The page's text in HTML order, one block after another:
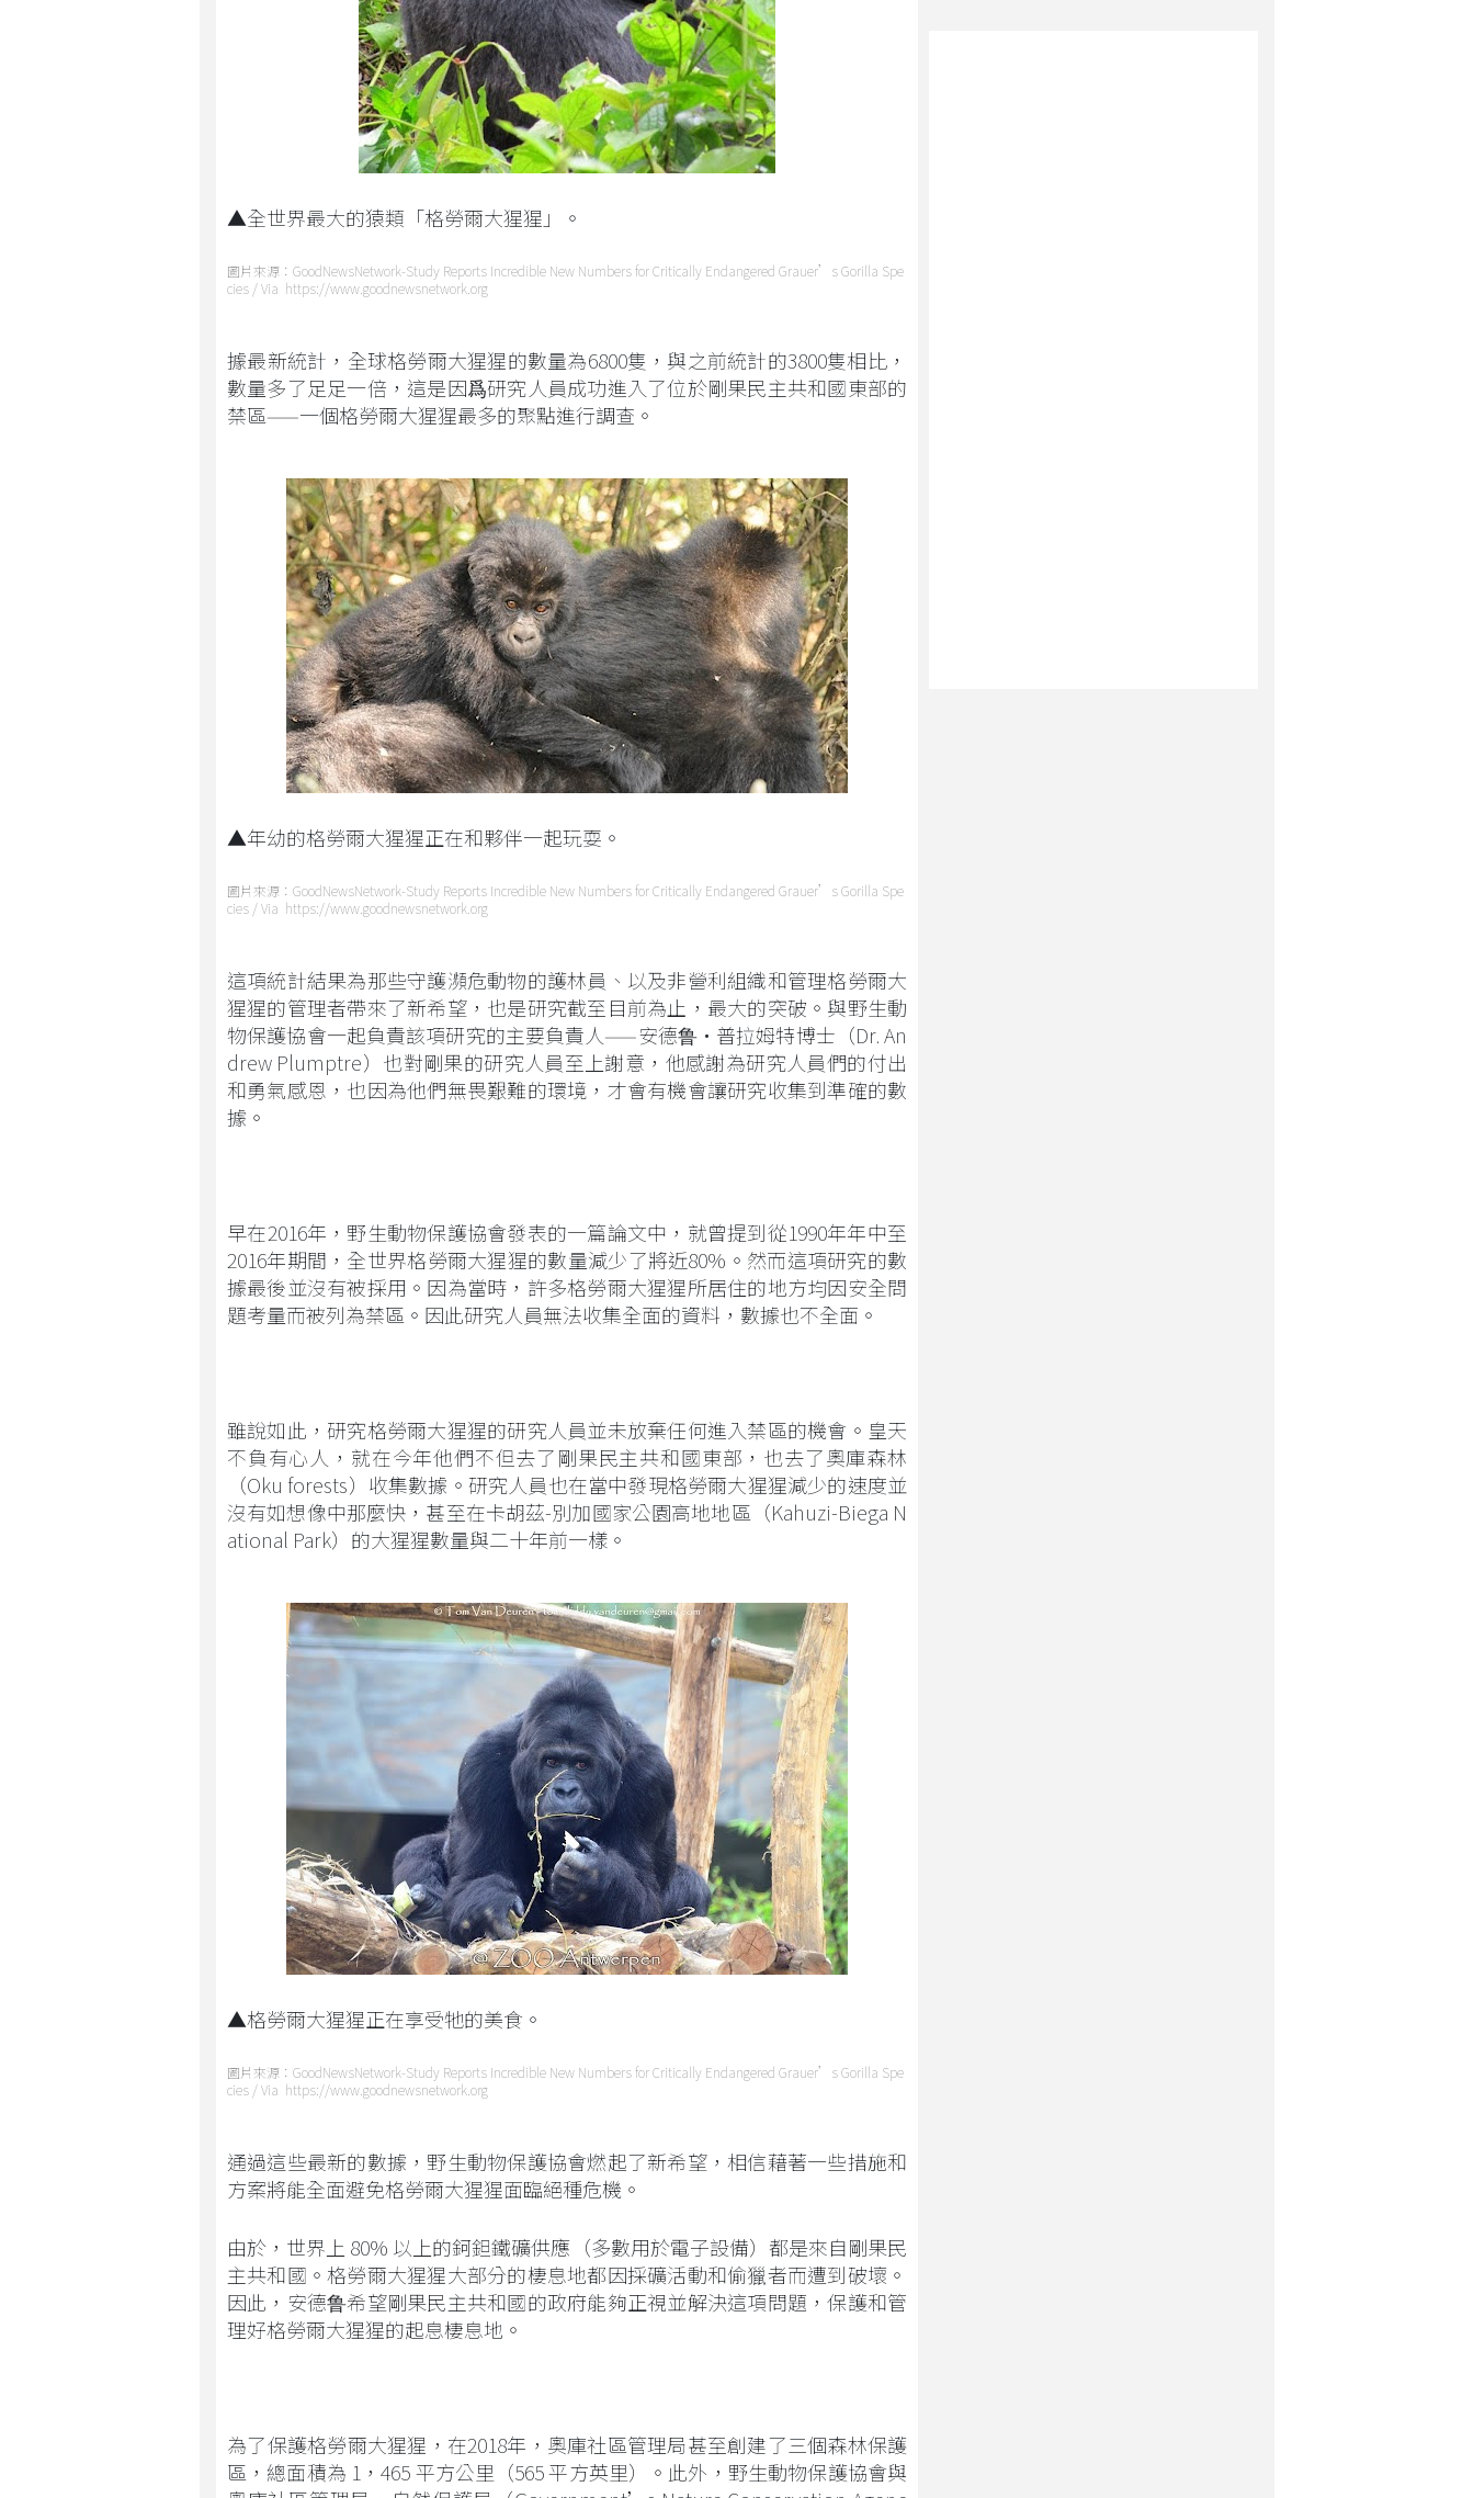
▲全世界最大的猿類「格勞爾大猩猩」。
圖片來源：GoodNewsNetwork-Study Reports Incredible New Numbers for Critically Endangered Grauer’s Gorilla Spe
cies / Via https://www.goodnewsnetwork.org
據最新統計，全球格勞爾大猩猩的數量為6800隻，與之前統計的3800隻相比，
數量多了足足一倍，這是因爲研究人員成功進入了位於剛果民主共和國東部的
禁區——一個格勞爾大猩猩最多的聚點進行調查。
▲年幼的格勞爾大猩猩正在和夥伴一起玩耍。
圖片來源：GoodNewsNetwork-Study Reports Incredible New Numbers for Critically Endangered Grauer’s Gorilla Spe
cies / Via https://www.goodnewsnetwork.org
這項統計結果為那些守護瀕危動物的護林員、以及非營利組織和管理格勞爾大
猩猩的管理者帶來了新希望，也是研究截至目前為止，最大的突破。與野生動
物保護協會一起負責該項研究的主要負責人——安德鲁·普拉姆特博士（Dr. An
drew Plumptre）也對剛果的研究人員至上謝意，他感謝為研究人員們的付出
和勇氣感恩，也因為他們無畏艱難的環境，才會有機會讓研究收集到準確的數
據。
早在2016年，野生動物保護協會發表的一篇論文中，就曾提到從1990年年中至
2016年期間，全世界格勞爾大猩猩的數量減少了將近80%。然而這項研究的數
據最後並沒有被採用。因為當時，許多格勞爾大猩猩所居住的地方均因安全問
題考量而被列為禁區。因此研究人員無法收集全面的資料，數據也不全面。
雖說如此，研究格勞爾大猩猩的研究人員並未放棄任何進入禁區的機會。皇天
不負有心人，就在今年他們不但去了剛果民主共和國東部，也去了奧庫森林
（Oku forests）收集數據。研究人員也在當中發現格勞爾大猩猩減少的速度並
沒有如想像中那麼快，甚至在卡胡茲-別加國家公園高地地區（Kahuzi-Biega N
ational Park）的大猩猩數量與二十年前一樣。
▲格勞爾大猩猩正在享受牠的美食。
圖片來源：GoodNewsNetwork-Study Reports Incredible New Numbers for Critically Endangered Grauer’s Gorilla Spe
cies / Via https://www.goodnewsnetwork.org
通過這些最新的數據，野生動物保護協會燃起了新希望，相信藉著一些措施和
方案將能全面避免格勞爾大猩猩面臨絕種危機。
由於，世界上 80% 以上的鈳鉭鐵礦供應（多數用於電子設備）都是來自剛果民
主共和國。格勞爾大猩猩大部分的棲息地都因採礦活動和偷獵者而遭到破壞。
因此，安德鲁希望剛果民主共和國的政府能夠正視並解決這項問題，保護和管
理好格勞爾大猩猩的起息棲息地。
為了保護格勞爾大猩猩，在2018年，奧庫社區管理局甚至創建了三個森林保護
區，總面積為 1，465 平方公里（565 平方英里）。此外，野生動物保護協會與